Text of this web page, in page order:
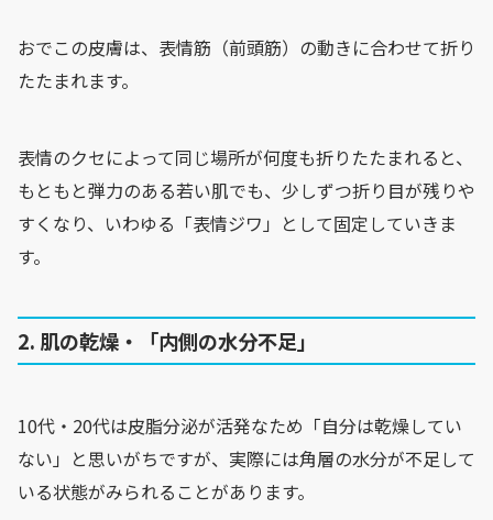
おでこの皮膚は、表情筋（前頭筋）の動きに合わせて折り
たたまれます。
表情のクセによって同じ場所が何度も折りたたまれると、
もともと弾力のある若い肌でも、少しずつ折り目が残りや
すくなり、いわゆる「表情ジワ」として固定していきま
す。
2. 肌の乾燥・「内側の水分不足」
10代・20代は皮脂分泌が活発なため「自分は乾燥してい
ない」と思いがちですが、実際には角層の水分が不足して
いる状態がみられることがあります。